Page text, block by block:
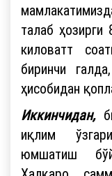
талаб
киловатт
биринчи
ҳисобидан
Иккинчидан,
иқлим
юмшатиш